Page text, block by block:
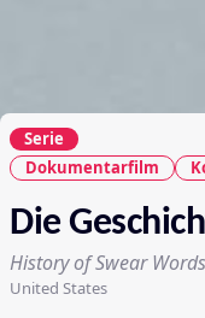
Serie
Dokumentarfilm
Die
History of Swear Words
United States